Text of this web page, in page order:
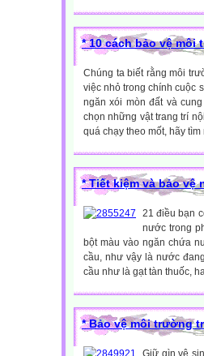
* 10 cách bảo vệ môi
Chúng ta biết rằng môi
việc nhỏ trong chính cuộc
ngăn xói mòn đất và
chọn những vật trang trí
quá chạy theo mốt, hãy tìm
* Tiết kiệm và bảo vệ
21 điều bạn
nước trong
bột màu vào ngăn chứa
cầu, như vậy là nước
cầu như là gạt tàn thuốc,
* Bảo vệ môi trường
Giữ gìn vệ